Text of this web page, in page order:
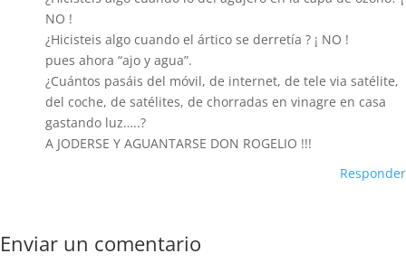
NO !
¿Hicisteis algo cuando el ártico se derretía ? ¡ NO !
pues ahora “ajo y agua”.
¿Cuántos pasáis del móvil, de internet, de tele via satélite,
del coche, de satélites, de chorradas en vinagre en casa
gastando luz…..?
A JODERSE Y AGUANTARSE DON ROGELIO !!!
Responder
Enviar un comentario